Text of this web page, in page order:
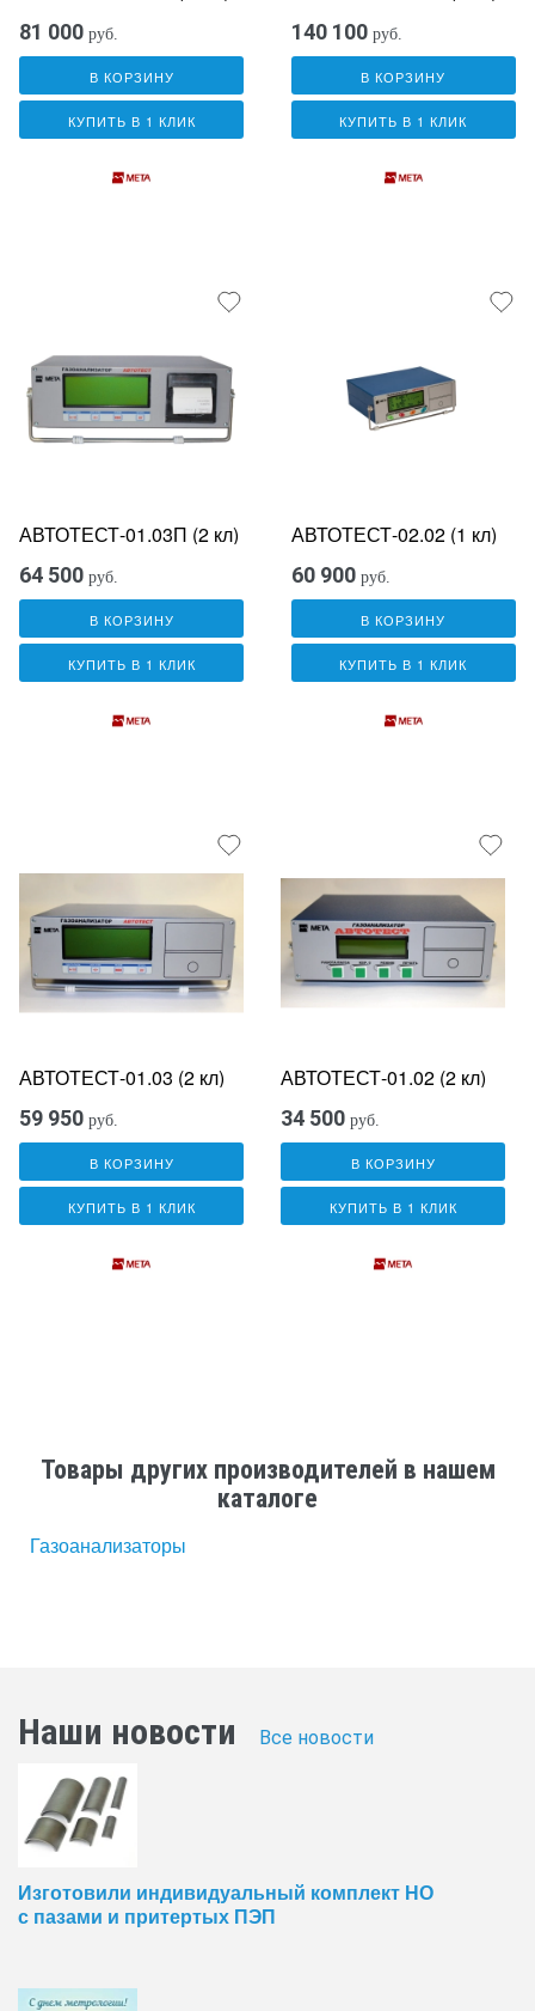
81 000 руб.
В КОРЗИНУ
КУПИТЬ В 1 КЛИК
140 100 руб.
В КОРЗИНУ
КУПИТЬ В 1 КЛИК
АВТОТЕСТ-01.03П (2 кл)
64 500 руб.
В КОРЗИНУ
КУПИТЬ В 1 КЛИК
АВТОТЕСТ-02.02 (1 кл)
60 900 руб.
В КОРЗИНУ
КУПИТЬ В 1 КЛИК
АВТОТЕСТ-01.03 (2 кл)
59 950 руб.
В КОРЗИНУ
КУПИТЬ В 1 КЛИК
АВТОТЕСТ-01.02 (2 кл)
34 500 руб.
В КОРЗИНУ
КУПИТЬ В 1 КЛИК
Товары других производителей в нашем
каталоге
Газоанализаторы
Наши новости Все новости
Изготовили индивидуальный комплект НО
с пазами и притертых ПЭП